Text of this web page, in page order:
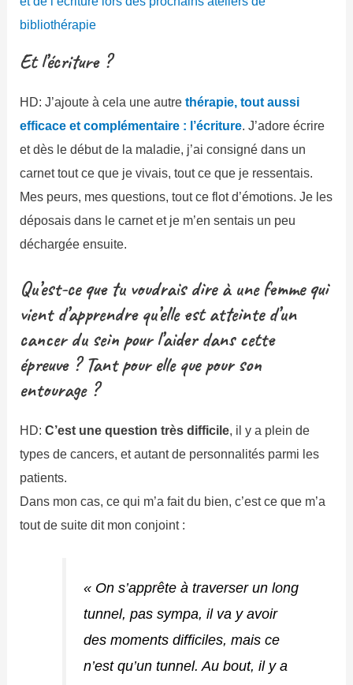
bibliothérapie
Et l’écriture ?
HD: J’ajoute à cela une autrethérapie, tout aussi
efficace et complémentaire : l’écriture. J’adore écrire
et dès le début de la maladie, j’ai consigné dans un
carnet tout ce que je vivais, tout ce que je ressentais.
Mes peurs, mes questions, tout ce flot d’émotions. Je les
déposais dans le carnet et je m’en sentais un peu
déchargée ensuite.
Qu’est-ce que tu voudrais dire à une femme qui
vient d’apprendre qu’elle est atteinte d’un
cancer du sein pour l’aider dans cette
épreuve ? Tant pour elle que pour son
entourage ?
HD:C’est une question très difficile, il y a plein de
types de cancers, et autant de personnalités parmi les
patients.
Dans mon cas, ce qui m’a fait du bien, c’est ce que m’a
tout de suite dit mon conjoint :
« On s’apprête à traverser un long
tunnel, pas sympa, il va y avoir
des moments difficiles, mais ce
n’est qu’un tunnel. Au bout, il y a